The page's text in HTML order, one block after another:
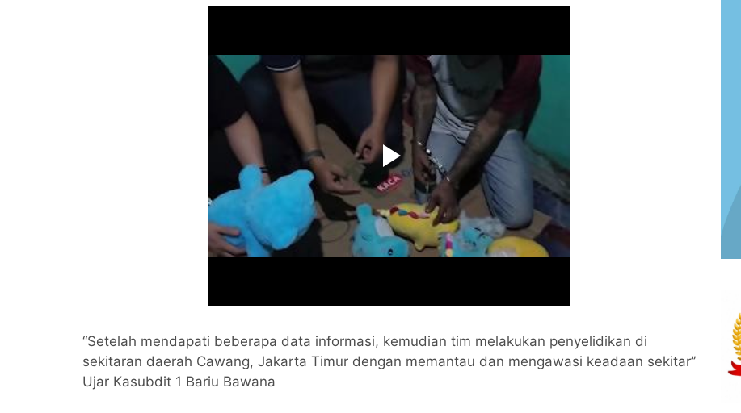
“Setelah mendapati beberapa data informasi, kemudian tim melakukan penyelidikan di
sekitaran daerah Cawang, Jakarta Timur dengan memantau dan mengawasi keadaan sekitar”
Ujar Kasubdit 1 Bariu Bawana